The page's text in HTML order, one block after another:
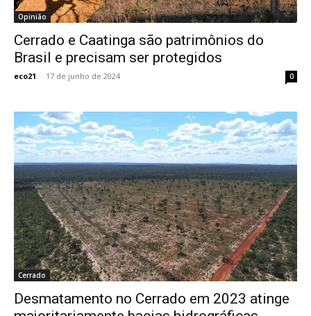
Opinião
Cerrado e Caatinga são patrimônios do
Brasil e precisam ser protegidos
eco21 - 17 de junho de 2024 0
Cerrado
Desmatamento no Cerrado em 2023 atinge